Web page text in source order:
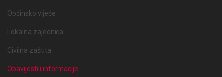
Općinsko vijeće
Lokalna zajednica
Civilna zaštita
Obavijesti i informacije